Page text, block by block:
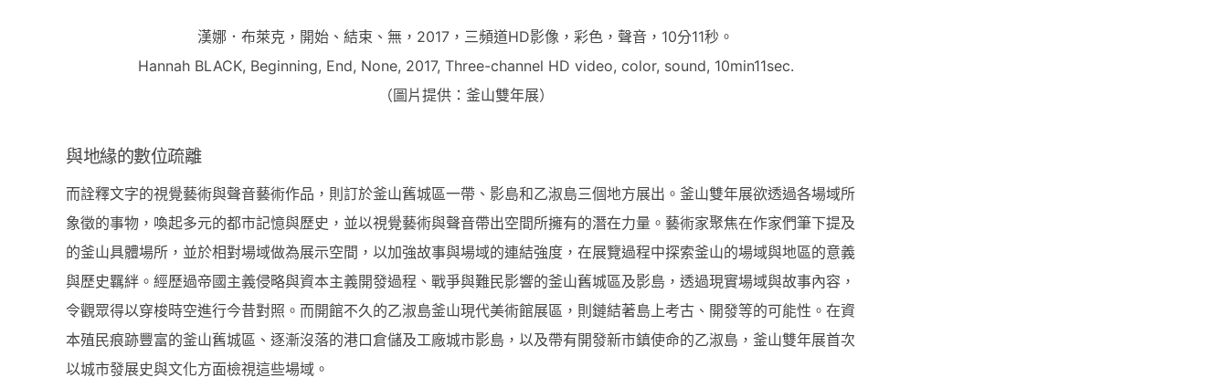
漢娜．布萊克，開始、結束、無，2017，三頻道HD影像，彩色，聲音，10分11秒。
Hannah BLACK, Beginning, End, None, 2017, Three-channel HD video, color, sound, 10min11sec.
（圖片提供：釜山雙年展）
與地緣的數位疏離
而詮釋文字的視覺藝術與聲音藝術作品，則訂於釜山舊城區一帶、影島和乙淑島三個地方展出。釜山雙年展欲透過各場域所
象徵的事物，喚起多元的都市記憶與歷史，並以視覺藝術與聲音帶出空間所擁有的潛在力量。藝術家聚焦在作家們筆下提及
的釜山具體場所，並於相對場域做為展示空間，以加強故事與場域的連結強度，在展覽過程中探索釜山的場域與地區的意義
與歷史羈絆。經歷過帝國主義侵略與資本主義開發過程、戰爭與難民影響的釜山舊城區及影島，透過現實場域與故事內容，
令觀眾得以穿梭時空進行今昔對照。而開館不久的乙淑島釜山現代美術館展區，則鏈結著島上考古、開發等的可能性。在資
本殖民痕跡豐富的釜山舊城區、逐漸沒落的港口倉儲及工廠城市影島，以及帶有開發新市鎮使命的乙淑島，釜山雙年展首次
以城市發展史與文化方面檢視這些場域。